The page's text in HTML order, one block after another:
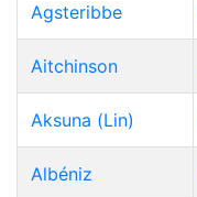
Agsteribbe
Aitchinson
Aksuna (Lin)
Albéniz